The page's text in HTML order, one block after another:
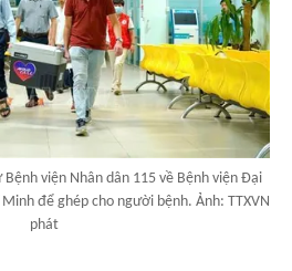
viện Nhân dân 115 về Bệnh viện Đại
để ghép cho người bệnh. Ảnh: TTXVN
phát